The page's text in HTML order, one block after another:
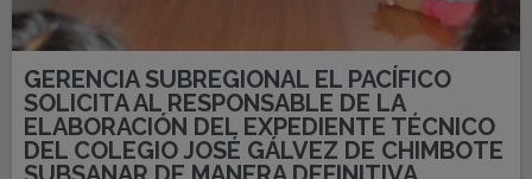
GERENCIA SUBREGIONAL EL PACÍFICO
SOLICITA AL RESPONSABLE DE LA
ELABORACIÓN DEL EXPEDIENTE TÉCNICO
DEL COLEGIO JOSÉ GÁLVEZ DE CHIMBOTE